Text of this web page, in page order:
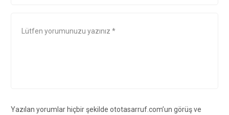
Yazılan yorumlar hiçbir şekilde ototasarruf.com’un görüş ve